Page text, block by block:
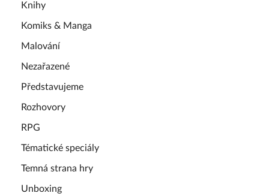
Knihy
Komiks & Manga
Malování
Nezařazené
Představujeme
Rozhovory
RPG
Tématické speciály
Temná strana hry
Unboxing